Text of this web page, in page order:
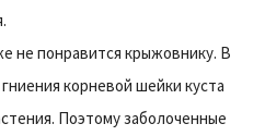
не понравится крыжовнику. В
корневой шейки куста
Поэтому заболоченные